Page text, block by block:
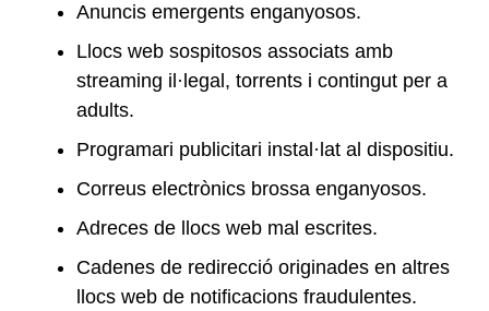
Anuncis emergents enganyosos.
Llocs web sospitosos associats amb
streaming il·legal, torrents i contingut per a
adults.
Programari publicitari instal·lat al dispositiu.
Correus electrònics brossa enganyosos.
Adreces de llocs web mal escrites.
Cadenes de redirecció originades en altres
llocs web de notificacions fraudulentes.